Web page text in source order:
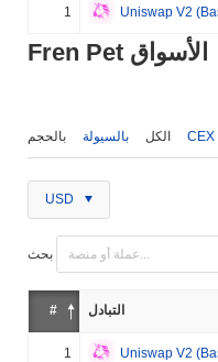
1 Uniswap V2
Fren Pet الأسواق
بالحجم بالسيولة الكل CEX
USD
بحث
# التبادل
1 Uniswap V2